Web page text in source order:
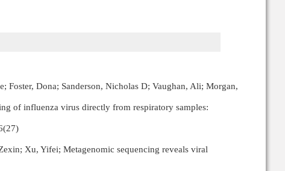
Dona; Sanderson, Nicholas D; Vaughan, Ali; Morgan,
of influenza virus directly from respiratory samples:
Xu, Yifei; Metagenomic sequencing reveals viral